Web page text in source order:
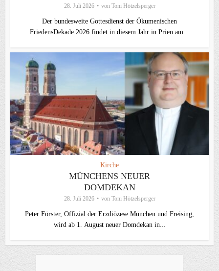
28. Juli 2026 von Toni Hötzelsperger
Der bundesweite Gottesdienst der Ökumenischen
FriedensDekade 2026 findet in diesem Jahr in Prien am...
Kirche
MÜNCHENS NEUER
DOMDEKAN
28. Juli 2026 von Toni Hötzelsperger
Peter Förster, Offizial der Erzdiözese München und Freising,
wird ab 1. August neuer Domdekan in...